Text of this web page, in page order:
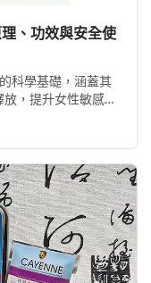
、功效與安全使
科學基礎，涵蓋其
放，提升女性敏感